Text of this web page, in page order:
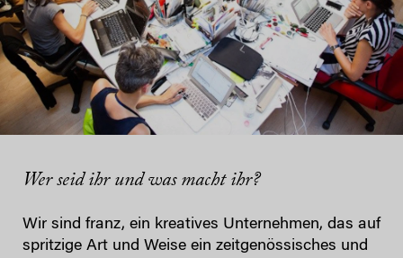
Wer seid ihr und was macht ihr?
Wir sind franz, ein kreatives Unternehmen, das auf
spritzige Art und Weise ein zeitgenössisches und